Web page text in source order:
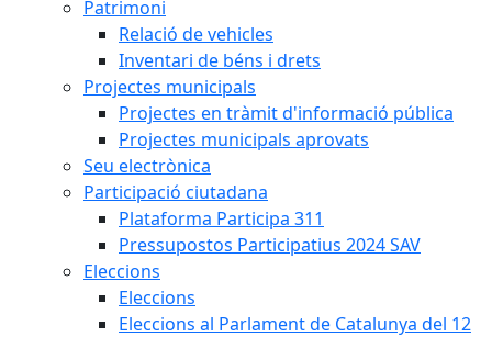
Patrimoni
Relació de vehicles
Inventari de béns i drets
Projectes municipals
Projectes en tràmit d'informació pública
Projectes municipals aprovats
Seu electrònica
Participació ciutadana
Plataforma Participa 311
Pressupostos Participatius 2024 SAV
Eleccions
Eleccions
Eleccions al Parlament de Catalunya del 12